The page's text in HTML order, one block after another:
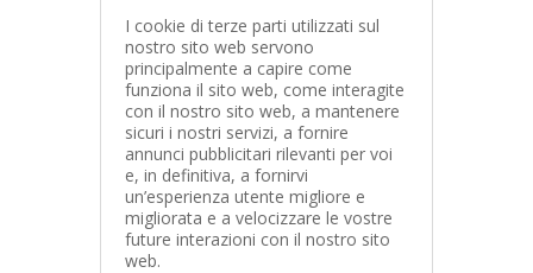
I cookie di terze parti utilizzati sul
nostro sito web servono
principalmente a capire come
funziona il sito web, come interagite
con il nostro sito web, a mantenere
sicuri i nostri servizi, a fornire
annunci pubblicitari rilevanti per voi
e, in definitiva, a fornirvi
un’esperienza utente migliore e
migliorata e a velocizzare le vostre
future interazioni con il nostro sito
web.